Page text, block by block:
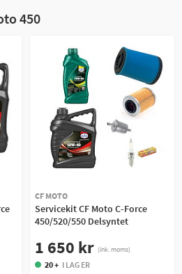
450
CF MOTO
Servicekit CF Moto C-Force
450/520/550 Delsyntet
1 650 kr (ink. moms)
20 + I LAGER